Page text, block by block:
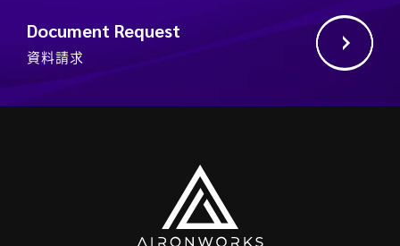
Document Request
資料請求